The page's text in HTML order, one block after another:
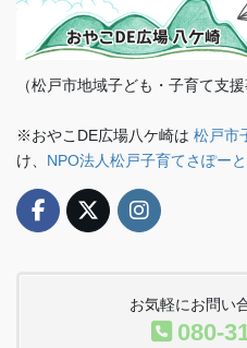
（松戸市地域子ども・子育て支援
※おやこDE広場八ケ崎は 松戸市
け、 NPO法人松戸子育てさぽー
お気軽にお問い
080-